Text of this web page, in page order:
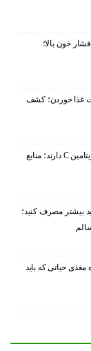
خون بالا؛
غذا خوردن؛ کشف
۷ ماده غذایی که بیشتر از گریپ‌فروت ویتامین C دارند؛ منابع
بیشتر مصرف کنید؛
مغذی حیاتی که باید